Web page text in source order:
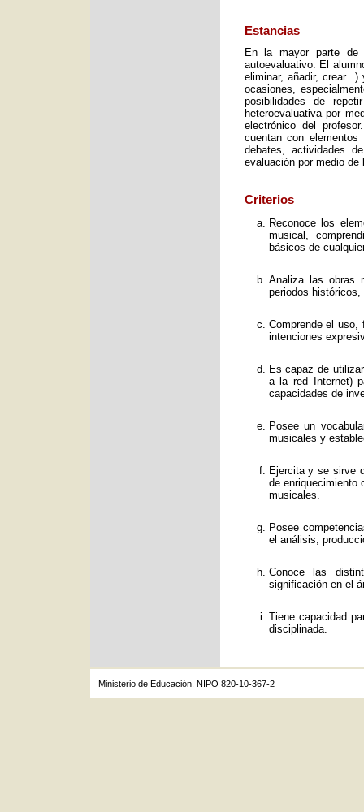
Estancias
En la mayor parte de
autoevaluativo. El
eliminar, añadir,
ocasiones,
posibilidades de
heteroevaluativa por
electrónico del
cuentan con
debates, actividades
evaluación por medio
Criterios
Reconoce los
musical,
básicos de
Analiza las obras
periodos
Comprende el
intenciones
Es capaz de
a la red Internet)
capacidades de
Posee un
musicales y
Ejercita y se sirve
de enriquecimiento
musicales.
Posee
el análisis,
Conoce las
significación en el
Tiene capacidad
disciplinada.
Ministerio de Educación. NIPO 820-10-367-2